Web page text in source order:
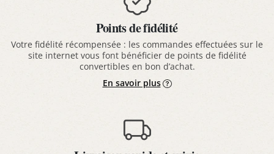
Points de fidélité
Votre fidélité récompensée : les commandes effectuées sur le
site internet vous font bénéficier de points de fidélité
convertibles en bon d’achat.
En savoir plus